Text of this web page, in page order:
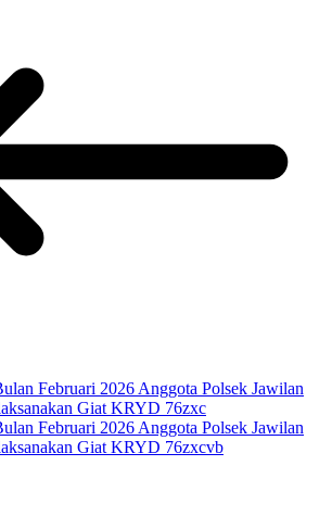
Februari 2026 Anggota Polsek Jawilan
Giat KRYD 76zxc
Februari 2026 Anggota Polsek Jawilan
Giat KRYD 76zxcvb